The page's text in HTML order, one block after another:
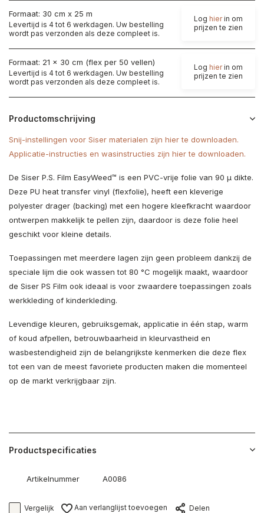
Formaat: 30 cm x 25 m
Levertijd is 4 tot 6 werkdagen. Uw bestelling
wordt pas verzonden als deze compleet is.
Log hierin om
prijzen te zien
Formaat: 21 x 30 cm (flex per 50 vellen)
Levertijd is 4 tot 6 werkdagen. Uw bestelling
wordt pas verzonden als deze compleet is.
Log hierin om
prijzen te zien
Productomschrijving
Snij-instellingen voor Siser materialen zijn hier te downloaden.
Applicatie-instructies en wasinstructies zijn hier te downloaden.
De Siser P.S. Film EasyWeed™ is een PVC-vrije folie van 90 µ dikte.
Deze PU heat transfer vinyl (flexfolie), heeft een kleverige
polyester drager (backing) met een hogere kleefkracht waardoor
ontwerpen makkelijk te pellen zijn, daardoor is deze folie heel
geschikt voor kleine details.
Toepassingen met meerdere lagen zijn geen probleem dankzij de
speciale lijm die ook wassen tot 80 °C mogelijk maakt, waardoor
de Siser PS Film ook ideaal is voor zwaardere toepassingen zoals
werkkleding of kinderkleding.
Levendige kleuren, gebruiksgemak, applicatie in één stap, warm
of koud afpellen, betrouwbaarheid in kleurvastheid en
wasbestendigheid zijn de belangrijkste kenmerken die deze flex
tot een van de meest favoriete producten maken die momenteel
op de markt verkrijgbaar zijn.
Productspecificaties
Artikelnummer A0086
Vergelijk Aan verlanglijst toevoegen Delen